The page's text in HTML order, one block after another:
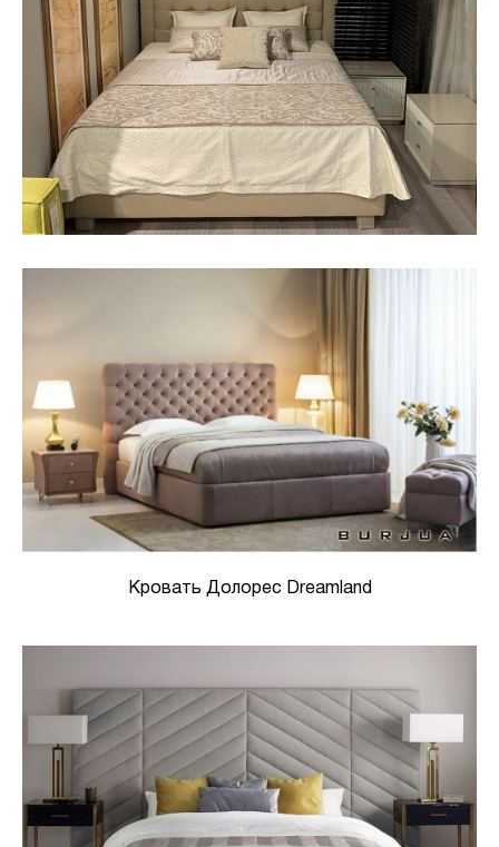
Кровать Долорес Dreamland